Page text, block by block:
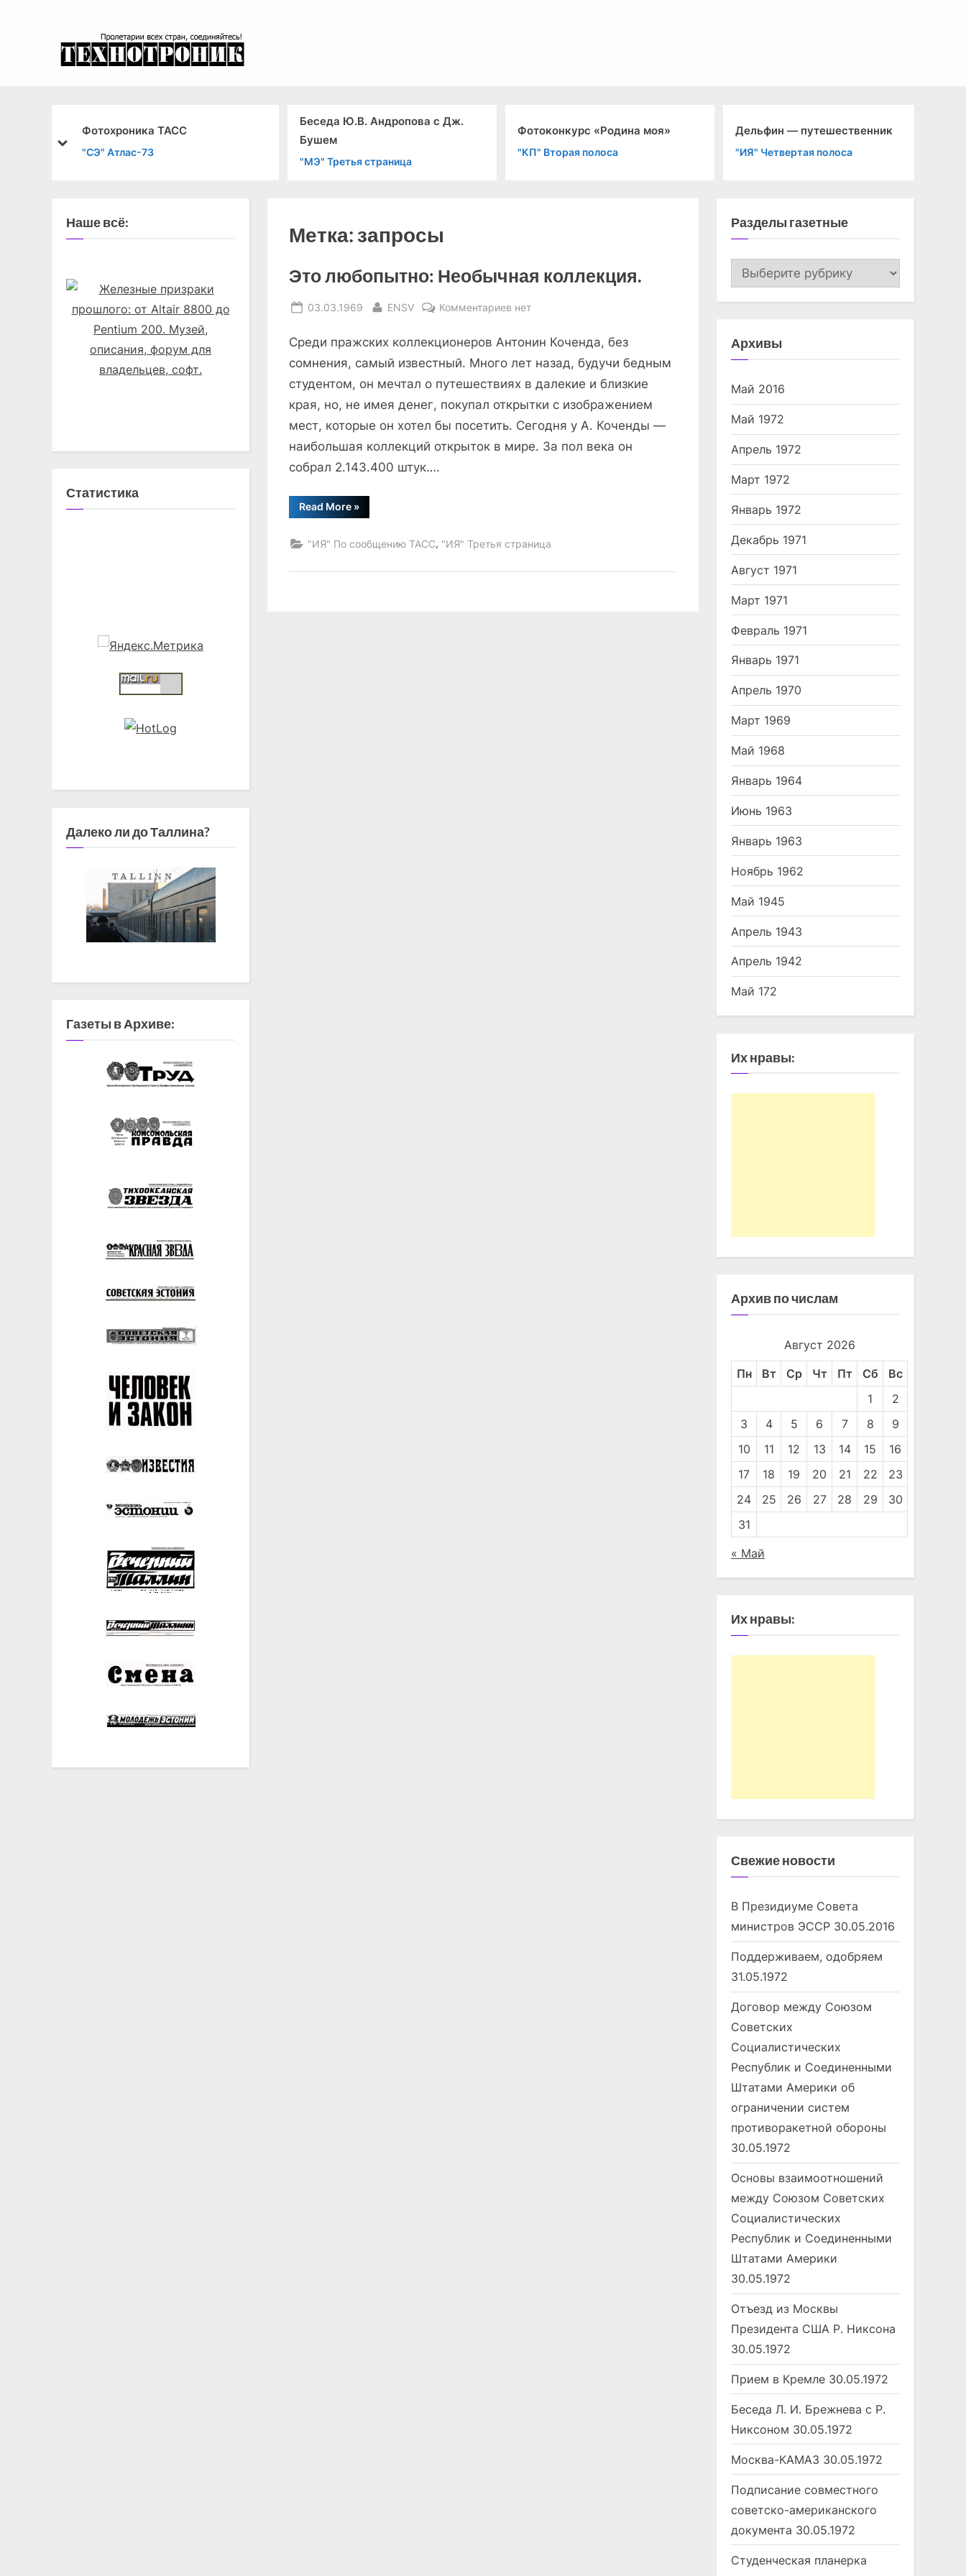
Фотохроника ТАСС
"СЭ" Атлас-73
Беседа Ю.В. Андропова с Дж.
Бушем
"МЭ" Третья страница
Фотоконкурс «Родина моя»
"КП" Вторая полоса
Дельфин — путешественник
"ИЯ" Четвертая полоса
prev
next
Метка: запросы
Это любопытно: Необычная коллекция.
Posted
03.03.1969 By
ENSV Комментариев к
Это
любопытно:
Необычная
нет
Среди пражских коллекционеров Антонин Коченда, без
сомнения, самый известный. Много лет назад, будучи бедным
студентом, он мечтал о путешествиях в далекие и близкие
края, но, не имея денег, покупал открытки с изображением
мест, которые он хотел бы посетить. Сегодня у А. Коченды —
наибольшая коллекций открыток в мире. За пол века он
собрал 2.143.400 штук….
Read More“Это
любопытно:
»
"ИЯ" По сообщению ТАСС, "ИЯ" Третья страница
Наше всё:
Статистика
Далеко ли до Таллина?
Газеты в Архиве:
Разделы газетные
Разделы
газетные
Архивы
Май 2016
Май 1972
Апрель 1972
Март 1972
Январь 1972
Декабрь 1971
Август 1971
Март 1971
Февраль 1971
Январь 1971
Апрель 1970
Март 1969
Май 1968
Январь 1964
Июнь 1963
Январь 1963
Ноябрь 1962
Май 1945
Апрель 1943
Апрель 1942
Май 172
Их нравы:
Архив по числам
Август 2026
Пн Вт Ср Чт Пт Сб
Вс
1
2
3
4 5 6 7 8
9
10
11 12 13 14 15
16
17
18 19 20 21 22
23
24
25 26 27 28 29
30
31
« Май
Их нравы:
Свежие новости
В Президиуме Совета
министров ЭССР 30.05.2016
Поддерживаем, одобряем
31.05.1972
Договор между Союзом
Советских
Социалистических
Республик и Соединенными
Штатами Америки об
ограничении систем
противоракетной обороны
30.05.1972
Основы взаимоотношений
между Союзом Советских
Социалистических
Республик и Соединенными
Штатами Америки
30.05.1972
Отъезд из Москвы
Президента США Р. Никсона
30.05.1972
Прием в Кремле 30.05.1972
Беседа Л. И. Брежнева с Р.
Никсоном 30.05.1972
Москва-КАМАЗ 30.05.1972
Подписание совместного
советско-американского
документа 30.05.1972
Студенческая планерка